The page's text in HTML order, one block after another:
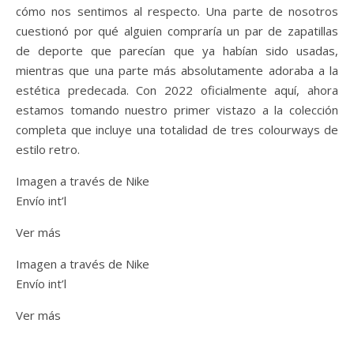
cómo nos sentimos al respecto. Una parte de nosotros
cuestionó por qué alguien compraría un par de zapatillas
de deporte que parecían que ya habían sido usadas,
mientras que una parte más absolutamente adoraba a la
estética predecada. Con 2022 oficialmente aquí, ahora
estamos tomando nuestro primer vistazo a la colección
completa que incluye una totalidad de tres colourways de
estilo retro.
Imagen a través de Nike
Envío int’l
Ver más
Imagen a través de Nike
Envío int’l
Ver más